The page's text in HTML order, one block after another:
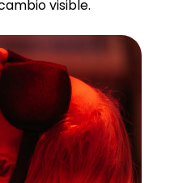
visible.